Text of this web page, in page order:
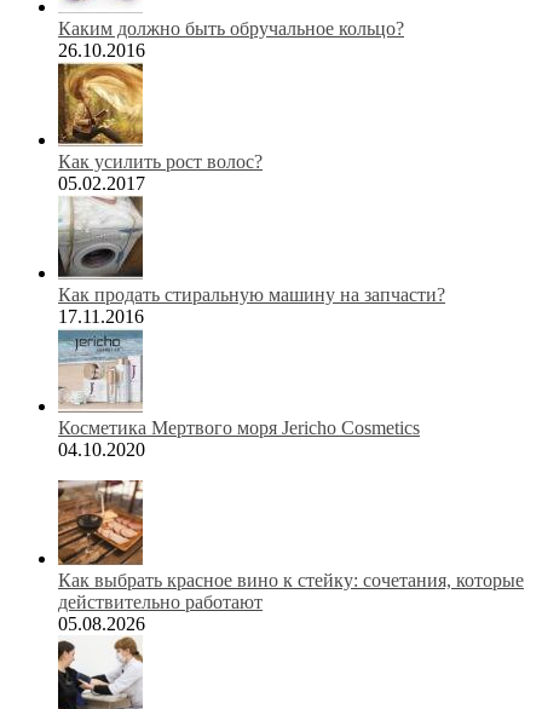
Каким должно быть обручальное кольцо?
26.10.2016
Как усилить рост волос?
05.02.2017
Как продать стиральную машину на запчасти?
17.11.2016
Косметика Мертвого моря Jericho Cosmetics
04.10.2020
Как выбрать красное вино к стейку: сочетания, которые
действительно работают
05.08.2026